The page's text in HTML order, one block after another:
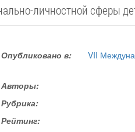
личностной сферы
Опубликовано в:
VII
Авторы:
Рубрика:
Рейтинг: